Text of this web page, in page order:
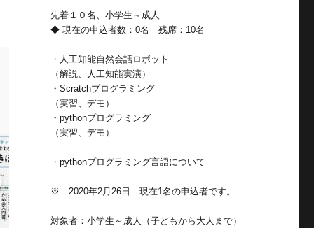
先着１０名、小学生～成人
◆ 現在の申込者数：0名 残席：10名
・人工知能自然会話ロボット
（解説、人工知能実演）
・Scratchプログラミング
（実習、デモ）
・pythonプログラミング
（実習、デモ）
・pythonプログラミング言語について
※ 2020年2月26日 現在1名の申込者です。
対象者：小学生～成人（子どもから大人まで）